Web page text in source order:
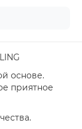
основе.
приятное